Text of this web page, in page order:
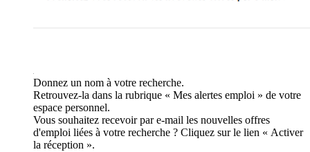
Donnez un nom à votre recherche.
Retrouvez-la dans la rubrique « Mes alertes emploi » de votre
espace personnel.
Vous souhaitez recevoir par e-mail les nouvelles offres
d'emploi liées à votre recherche ? Cliquez sur le lien « Activer
la réception ».